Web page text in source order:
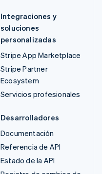
Integraciones y
soluciones
personalizadas
Stripe App Marketplace
Stripe Partner
Ecosystem
Servicios profesionales
Desarrolladores
Documentación
Referencia de API
Estado de la API